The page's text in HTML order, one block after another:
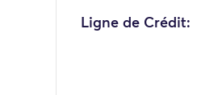
Ligne de Crédit: